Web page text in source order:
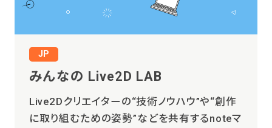
JP
みんなの Live2D LAB
Live2Dクリエイターの“技術ノウハウ”や“創作
に取り組むための姿勢”などを共有するnoteマ